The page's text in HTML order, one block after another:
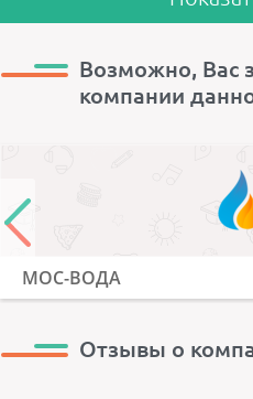
Возможно, Вас
компании
МОС-ВОДА
Отзывы о